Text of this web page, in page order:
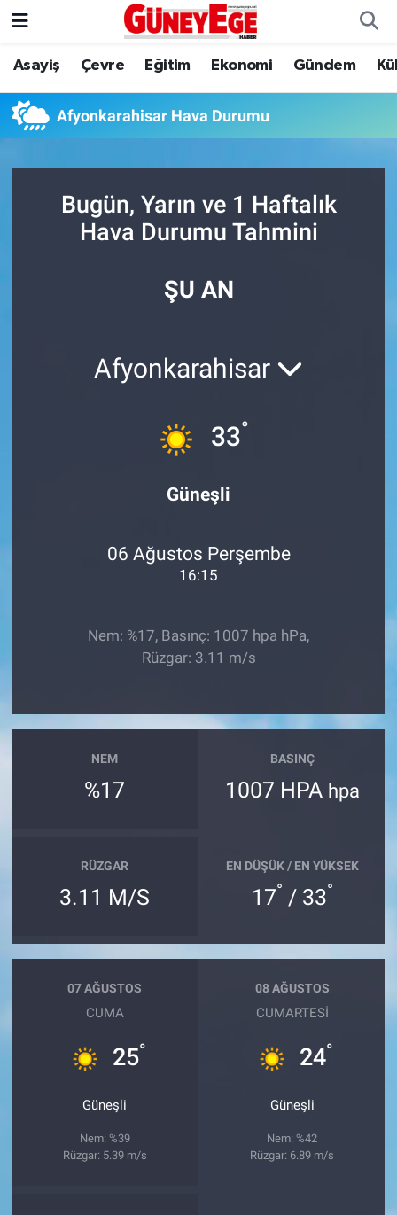
Asayiş Çevre Eğitim Ekonomi Gündem
Afyonkarahisar Hava Durumu
Bugün, Yarın ve 1 Haftalık
Hava Durumu Tahmini
ŞU AN
Afyonkarahisar
33°
Güneşli
06 Ağustos Perşembe
16:15
Nem: %17, Basınç: 1007 hpa hPa,
Rüzgar: 3.11 m/s
NEM
%17
BASINÇ
1007 HPA hpa
RÜZGAR
3.11 M/S
EN DÜŞÜK / EN YÜKSEK
17° / 33°
07 AĞUSTOS
CUMA
25°
Güneşli
Nem: %39
Rüzgar: 5.39 m/s
08 AĞUSTOS
CUMARTESI
24°
Güneşli
Nem: %42
Rüzgar: 6.89 m/s
Asayiş
Çevre
Ekonomi
İstanbul Hava Durumu
İstanbul Trafik Yoğunluk Haritası
Tüm Manşetler